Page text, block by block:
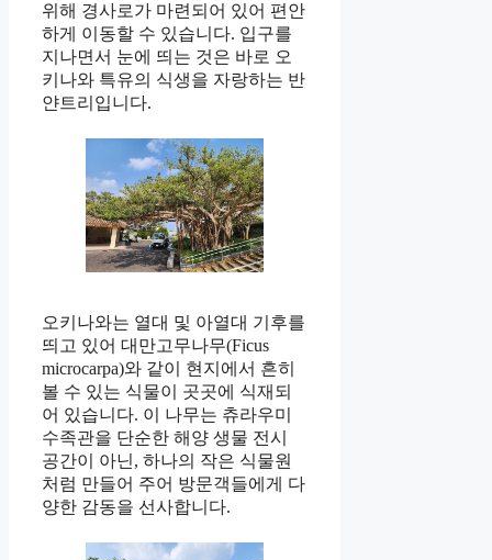
위해 경사로가 마련되어 있어 편안
하게 이동할 수 있습니다. 입구를
지나면서 눈에 띄는 것은 바로 오
키나와 특유의 식생을 자랑하는 반
얀트리입니다.
오키나와는 열대 및 아열대 기후를
띄고 있어 대만고무나무(Ficus
microcarpa)와 같이 현지에서 흔히
볼 수 있는 식물이 곳곳에 식재되
어 있습니다. 이 나무는 츄라우미
수족관을 단순한 해양 생물 전시
공간이 아닌, 하나의 작은 식물원
처럼 만들어 주어 방문객들에게 다
양한 감동을 선사합니다.